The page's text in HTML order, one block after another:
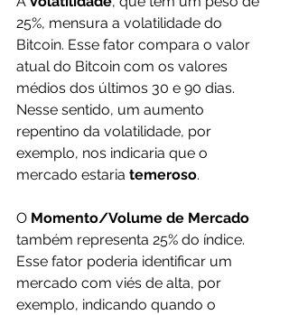
25%, mensura a volatilidade do
Bitcoin. Esse fator compara o valor
atual do Bitcoin com os valores
médios dos últimos 30 e 90 dias.
Nesse sentido, um aumento
repentino da volatilidade, por
exemplo, nos indicaria que o
mercado estaria temeroso.
O Momento/Volume de Mercado
também representa 25% do índice.
Esse fator poderia identificar um
mercado com viés de alta, por
exemplo, indicando quando o